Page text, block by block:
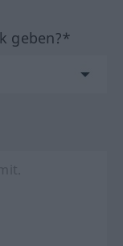
geben?*